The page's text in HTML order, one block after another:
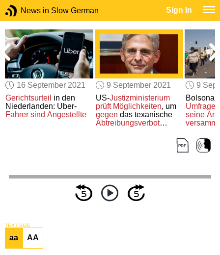
News in Slow German Sign In
16 September 2021
Gerichtsurteil in den
Niederlanden: Uber-
Fahrer sind Angestellte
9 September 2021
US-Justizministerium
prüft Möglichkeiten, um
gegen das texanische
Abtreibungsverbot
9
seine
TEXT SIZE
aa AA